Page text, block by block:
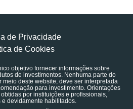
de Privacidade
de Cookies
objetivo fornecer informações sobre
de investimentos. Nenhuma parte do
deste website, deve ser interpretada
para investimento. Orientações
por instituições e profissionais,
e devidamente habilitados.